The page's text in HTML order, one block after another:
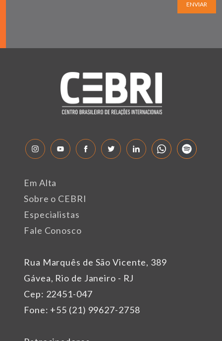
ENVIAR
Rua Marquês de São Vicente, 389
Gávea, Rio de Janeiro - RJ
Cep: 22451-047
Fone: +55 (21) 99627-2758
Em Alta
Sobre o CEBRI
Especialistas
Fale Conosco